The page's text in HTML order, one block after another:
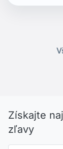
Získajte
zľavy